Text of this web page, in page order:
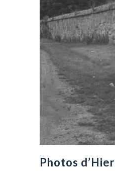
Photos d’Hier